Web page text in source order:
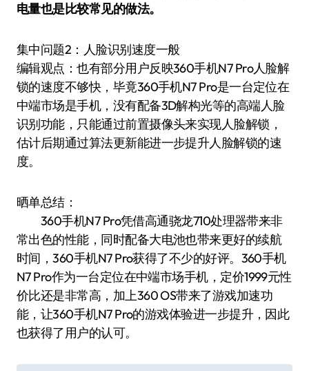
电量也是比较常见的做法。
集中问题2：人脸识别速度一般
编辑观点：也有部分用户反映360手机N7 Pro人脸解
锁的速度不够快，毕竟360手机N7 Pro是一台定位在
中端市场是手机，没有配备3D解构光等的高端人脸
识别功能，只能通过前置摄像头来实现人脸解锁，
估计后期通过算法更新能进一步提升人脸解锁的速
度。
晒单总结：
360手机N7 Pro凭借高通骁龙710处理器带来非
常出色的性能，同时配备大电池也带来更好的续航
时间，360手机N7 Pro获得了不少的好评。360手机
N7 Pro作为一台定位在中端市场手机，定价1999元性
价比还是非常高，加上360 OS带来了游戏加速功
能，让360手机N7 Pro的游戏体验进一步提升，因此
也获得了用户的认可。